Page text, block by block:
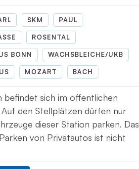
SKM PAUL
ROSENTAL
BONN WACHSBLEICHE/UKB
MOZART BACH
befindet sich im öffentlichen
Auf den Stellplätzen dürfen nur
dieser Station parken. Das
von Privatautos ist nicht